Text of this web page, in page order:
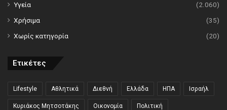
Υγεία
(2.060)
Χρήσιμα
(35)
Χωρίς κατηγορία
(20)
Ετικέτες
Lifestyle Αθλητικά Διεθνή Ελλάδα ΗΠΑ Ισραήλ
Κυριάκος Μητσοτάκης Οικονομία Πολιτική